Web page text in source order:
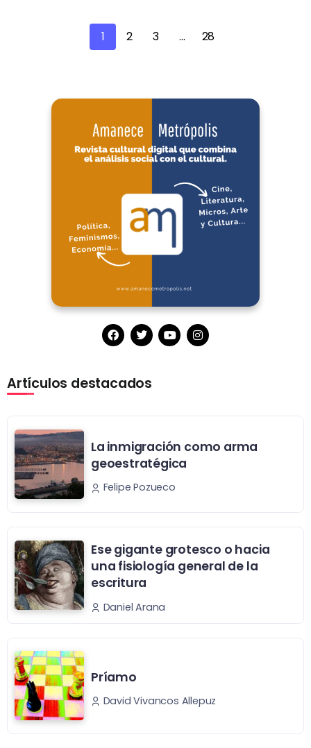
1 2 3 … 28
Artículos destacados
La inmigración como arma
geoestratégica
Felipe Pozueco
Ese gigante grotesco o hacia
una fisiología general de la
escritura
Daniel Arana
Príamo
David Vivancos Allepuz